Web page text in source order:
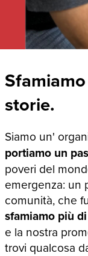
storie.
Siamo un'
portiamo un
poveri del
emergenza: un
comunità, che
sfamiamo più
e la nostra
trovi qualcosa